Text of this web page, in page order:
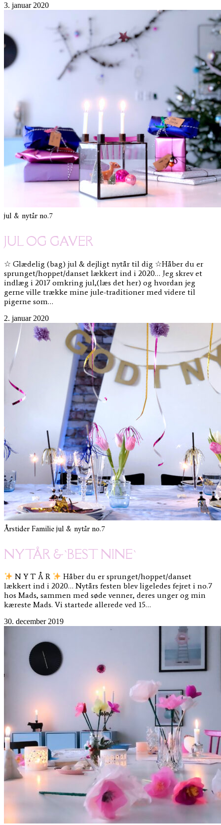
3. januar 2020
jul & nytårno.7
JUL OG GAVER
☆ Glædelig (bag) jul & dejligt nytår til dig ☆Håber du er
sprunget/hoppet/danset lækkert ind i 2020… Jeg skrev et
indlæg i 2017 omkring jul,(læs det her) og hvordan jeg
gerne ville trække mine jule-traditioner med videre til
pigerne som…
2. januar 2020
ÅrstiderFamiliejul & nytårno.7
NYTÅR &`BEST NINE`
N Y T Å R
Håber du er sprunget/hoppet/danset
lækkert ind i 2020… Nytårs festen blev ligeledes fejret i no.7
hos Mads, sammen med søde venner, deres unger og min
kæreste Mads. Vi startede allerede ved 15…
30. december 2019